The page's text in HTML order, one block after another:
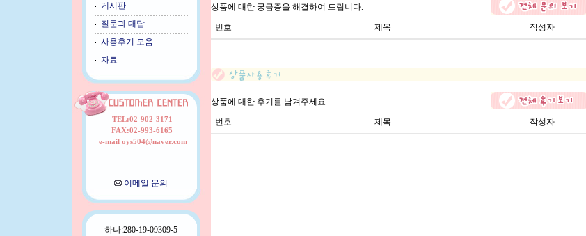
게시판
질문과 대답
사용후기 모음
자료
TEL:02-902-3171
FAX:02-993-6165
e-mail oys504@naver.com
이메일 문의
하나:280-19-09309-5
상품에 대한 궁금증을 해결하여 드립니다.
번호 제목 작성자
상품에 대한 후기를 남겨주세요.
번호 제목 작성자